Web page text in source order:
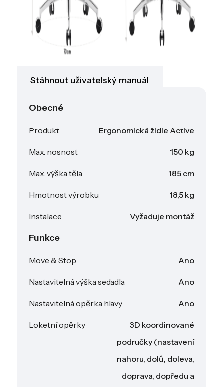
Stáhnout uživatelský manuál
Obecné
Produkt Ergonomická židle Active
Max. nosnost 150 kg
Max. výška těla 185 cm
Hmotnost výrobku 18,5 kg
Instalace Vyžaduje montáž
Funkce
Move & Stop Ano
Nastavitelná výška sedadla Ano
Nastavitelná opěrka hlavy Ano
Loketní opěrky
3D koordinované
područky (nastavení
nahoru, dolů, doleva,
doprava, dopředu a